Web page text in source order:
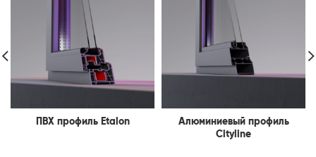
ПВХ профиль Etalon
Алюминиевый профиль
Cityline